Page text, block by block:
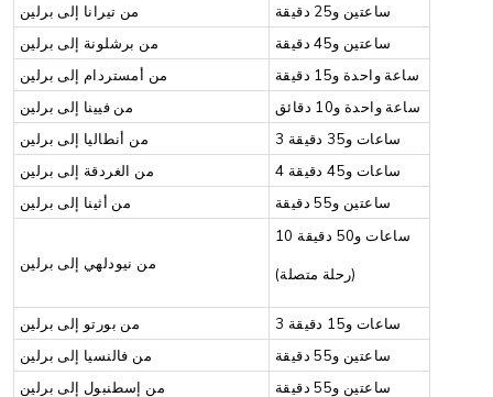
من تيرانا إلى برلين
ساعتين و25 دقيقة
من برشلونة إلى برلين
ساعتين و45 دقيقة
من أمستردام إلى برلين
من فيينا إلى برلين
ساعة واحدة و10 دقائق
من أنطاليا إلى برلين
3 ساعات و35 دقيقة
من الغردقة إلى برلين
4 ساعات و45 دقيقة
من أثينا إلى برلين
ساعتين و55 دقيقة
من نيودلهي إلى برلين
10 ساعات و50 دقيقة
(رحلة متصلة)
من بورتو إلى برلين
3 ساعات و15 دقيقة
من فالنسيا إلى برلين
ساعتين و55 دقيقة
من إسطنبول إلى برلين
ساعتين و55 دقيقة